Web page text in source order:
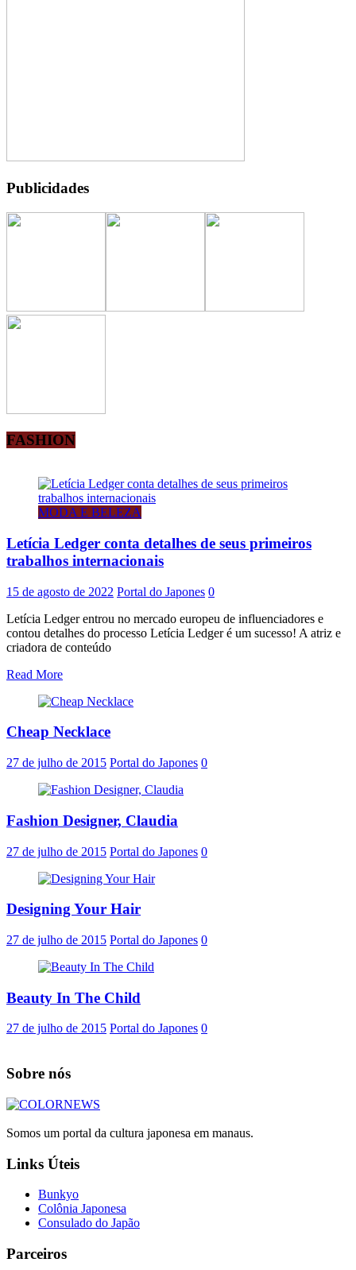
Publicidades
FASHION
MODA E BELEZA
Letícia Ledger conta detalhes de seus primeiros
trabalhos internacionais
15 de agosto de 2022 Portal do Japones 0
Letícia Ledger entrou no mercado europeu de influenciadores e
contou detalhes do processo Letícia Ledger é um sucesso! A atriz e
criadora de conteúdo
Read More
Cheap Necklace
27 de julho de 2015 Portal do Japones 0
Fashion Designer, Claudia
27 de julho de 2015 Portal do Japones 0
Designing Your Hair
27 de julho de 2015 Portal do Japones 0
Beauty In The Child
27 de julho de 2015 Portal do Japones 0
Sobre nós
Somos um portal da cultura japonesa em manaus.
Links Úteis
Bunkyo
Colônia Japonesa
Consulado do Japão
Parceiros